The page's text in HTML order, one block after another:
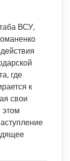
ВСУ,
где
к
свои
этом